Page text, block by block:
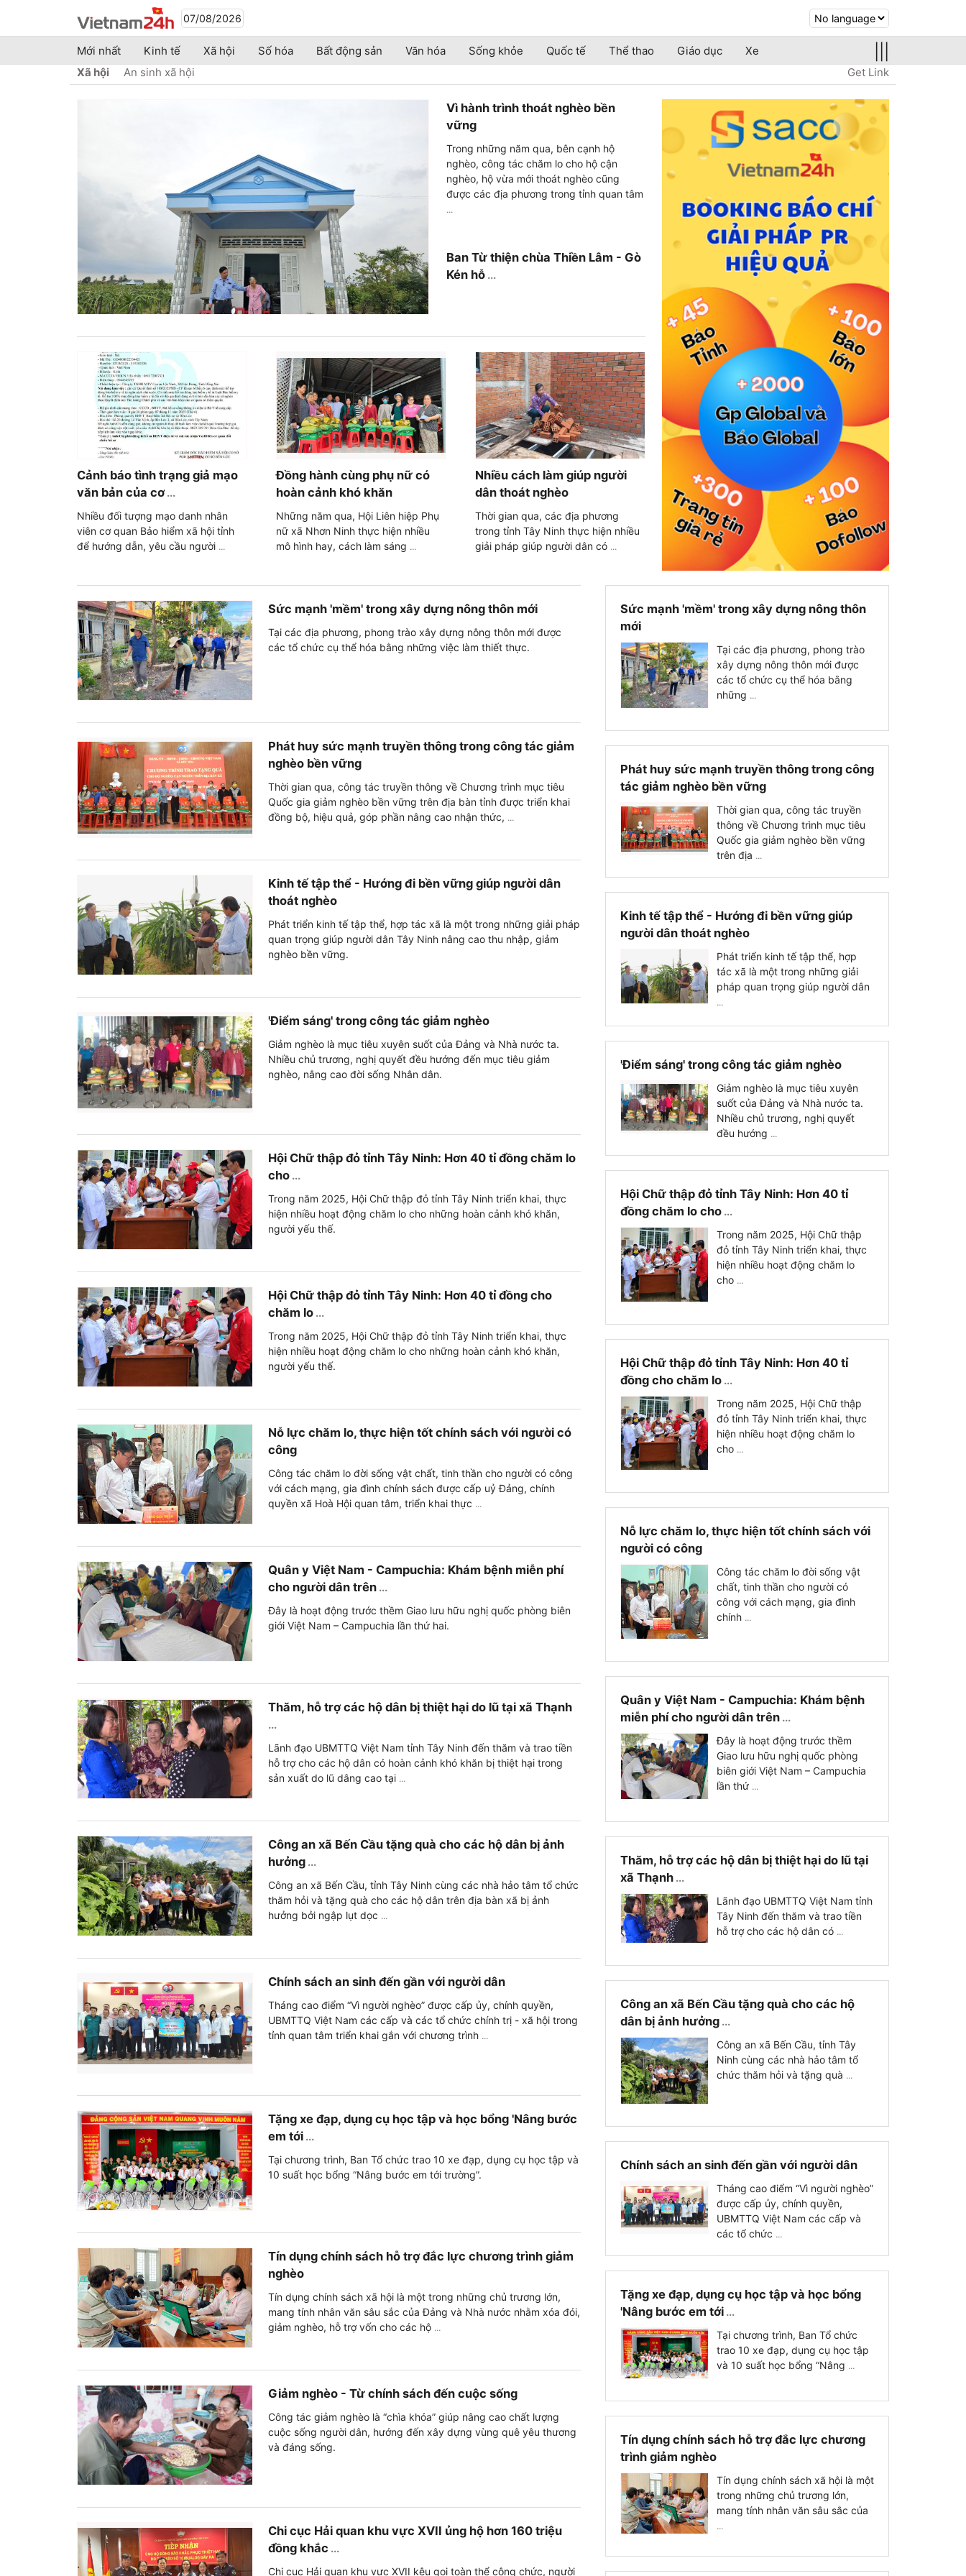
07/08/2026
Mới nhất Kinh tế Xã hội Số hóa Bất động sản Văn hóa Sống khỏe Quốc tế Thể thao Giáo dục Xe
Xã hội An sinh xã hội Get Link
Vì hành trình thoát nghèo bền
vững
Trong những năm qua, bên cạnh hộ
nghèo, công tác chăm lo cho hộ cận
nghèo, hộ vừa mới thoát nghèo cũng
được các địa phương trong tỉnh quan tâm
...
Ban Từ thiện chùa Thiền Lâm - Gò
Kén hỗ ...
Cảnh báo tình trạng giả mạo
văn bản của cơ...
Nhiều đối tượng mạo danh nhân
viên cơ quan Bảo hiểm xã hội tỉnh
để hướng dẫn, yêu cầu người ...
Đồng hành cùng phụ nữ có
hoàn cảnh khó khăn
Những năm qua, Hội Liên hiệp Phụ
nữ xã Nhơn Ninh thực hiện nhiều
mô hình hay, cách làm sáng ...
Nhiều cách làm giúp người
dân thoát nghèo
Thời gian qua, các địa phương
trong tỉnh Tây Ninh thực hiện nhiều
giải pháp giúp người dân có...
Sức mạnh 'mềm' trong xây dựng nông thôn mới
Tại các địa phương, phong trào xây dựng nông thôn mới được
các tổ chức cụ thể hóa bằng những việc làm thiết thực.
Phát huy sức mạnh truyền thông trong công tác giảm
nghèo bền vững
Thời gian qua, công tác truyền thông về Chương trình mục tiêu
Quốc gia giảm nghèo bền vững trên địa bàn tỉnh được triển khai
đồng bộ, hiệu quả, góp phần nâng cao nhận thức, ...
Kinh tế tập thể - Hướng đi bền vững giúp người dân
thoát nghèo
Phát triển kinh tế tập thể, hợp tác xã là một trong những giải pháp
quan trọng giúp người dân Tây Ninh nâng cao thu nhập, giảm
nghèo bền vững.
'Điểm sáng' trong công tác giảm nghèo
Giảm nghèo là mục tiêu xuyên suốt của Đảng và Nhà nước ta.
Nhiều chủ trương, nghị quyết đều hướng đến mục tiêu giảm
nghèo, nâng cao đời sống Nhân dân.
Hội Chữ thập đỏ tỉnh Tây Ninh: Hơn 40 tỉ đồng chăm lo
cho ...
Trong năm 2025, Hội Chữ thập đỏ tỉnh Tây Ninh triển khai, thực
hiện nhiều hoạt động chăm lo cho những hoàn cảnh khó khăn,
người yếu thế.
Hội Chữ thập đỏ tỉnh Tây Ninh: Hơn 40 tỉ đồng cho
chăm lo ...
Trong năm 2025, Hội Chữ thập đỏ tỉnh Tây Ninh triển khai, thực
hiện nhiều hoạt động chăm lo cho những hoàn cảnh khó khăn,
người yếu thế.
Nỗ lực chăm lo, thực hiện tốt chính sách với người có
công
Công tác chăm lo đời sống vật chất, tinh thần cho người có công
với cách mạng, gia đình chính sách được cấp uỷ Đảng, chính
quyền xã Hoà Hội quan tâm, triển khai thực ...
Quân y Việt Nam - Campuchia: Khám bệnh miễn phí
cho người dân trên ...
Đây là hoạt động trước thềm Giao lưu hữu nghị quốc phòng biên
giới Việt Nam – Campuchia lần thứ hai.
Thăm, hỗ trợ các hộ dân bị thiệt hại do lũ tại xã Thạnh
...
Lãnh đạo UBMTTQ Việt Nam tỉnh Tây Ninh đến thăm và trao tiền
hỗ trợ cho các hộ dân có hoàn cảnh khó khăn bị thiệt hại trong
sản xuất do lũ dâng cao tại ...
Công an xã Bến Cầu tặng quà cho các hộ dân bị ảnh
hưởng ...
Công an xã Bến Cầu, tỉnh Tây Ninh cùng các nhà hảo tâm tổ chức
thăm hỏi và tặng quà cho các hộ dân trên địa bàn xã bị ảnh
hưởng bởi ngập lụt dọc ...
Chính sách an sinh đến gần với người dân
Tháng cao điểm “Vì người nghèo” được cấp ủy, chính quyền,
UBMTTQ Việt Nam các cấp và các tổ chức chính trị - xã hội trong
tỉnh quan tâm triển khai gắn với chương trình ...
Tặng xe đạp, dụng cụ học tập và học bổng 'Nâng bước
em tới ...
Tại chương trình, Ban Tổ chức trao 10 xe đạp, dụng cụ học tập và
10 suất học bổng “Nâng bước em tới trường”.
Tín dụng chính sách hỗ trợ đắc lực chương trình giảm
nghèo
Tín dụng chính sách xã hội là một trong những chủ trương lớn,
mang tính nhân văn sâu sắc của Đảng và Nhà nước nhằm xóa đói,
giảm nghèo, hỗ trợ vốn cho các hộ ...
Giảm nghèo - Từ chính sách đến cuộc sống
Công tác giảm nghèo là “chìa khóa” giúp nâng cao chất lượng
cuộc sống người dân, hướng đến xây dựng vùng quê yêu thương
và đáng sống.
Chi cục Hải quan khu vực XVII ủng hộ hơn 160 triệu
đồng khắc ...
Chi cục Hải quan khu vực XVII kêu gọi toàn thể công chức, người
Sức mạnh 'mềm' trong xây dựng nông thôn
mới
Tại các địa phương, phong trào
xây dựng nông thôn mới được
các tổ chức cụ thể hóa bằng
những ...
Phát huy sức mạnh truyền thông trong công
tác giảm nghèo bền vững
Thời gian qua, công tác truyền
thông về Chương trình mục tiêu
Quốc gia giảm nghèo bền vững
trên địa ...
Kinh tế tập thể - Hướng đi bền vững giúp
người dân thoát nghèo
Phát triển kinh tế tập thể, hợp
tác xã là một trong những giải
pháp quan trọng giúp người dân
...
'Điểm sáng' trong công tác giảm nghèo
Giảm nghèo là mục tiêu xuyên
suốt của Đảng và Nhà nước ta.
Nhiều chủ trương, nghị quyết
đều hướng ...
Hội Chữ thập đỏ tỉnh Tây Ninh: Hơn 40 tỉ
đồng chăm lo cho...
Trong năm 2025, Hội Chữ thập
đỏ tỉnh Tây Ninh triển khai, thực
hiện nhiều hoạt động chăm lo
cho...
Hội Chữ thập đỏ tỉnh Tây Ninh: Hơn 40 tỉ
đồng cho chăm lo...
Trong năm 2025, Hội Chữ thập
đỏ tỉnh Tây Ninh triển khai, thực
hiện nhiều hoạt động chăm lo
cho...
Nỗ lực chăm lo, thực hiện tốt chính sách với
người có công
Công tác chăm lo đời sống vật
chất, tinh thần cho người có
công với cách mạng, gia đình
chính...
Quân y Việt Nam - Campuchia: Khám bệnh
miễn phí cho người dân trên...
Đây là hoạt động trước thềm
Giao lưu hữu nghị quốc phòng
biên giới Việt Nam – Campuchia
lần thứ...
Thăm, hỗ trợ các hộ dân bị thiệt hại do lũ tại
xã Thạnh...
Lãnh đạo UBMTTQ Việt Nam tỉnh
Tây Ninh đến thăm và trao tiền
hỗ trợ cho các hộ dân có...
Công an xã Bến Cầu tặng quà cho các hộ
dân bị ảnh hưởng...
Công an xã Bến Cầu, tỉnh Tây
Ninh cùng các nhà hảo tâm tổ
chức thăm hỏi và tặng quà ...
Chính sách an sinh đến gần với người dân
Tháng cao điểm “Vì người nghèo”
được cấp ủy, chính quyền,
UBMTTQ Việt Nam các cấp và
các tổ chức ...
Tặng xe đạp, dụng cụ học tập và học bổng
'Nâng bước em tới...
Tại chương trình, Ban Tổ chức
trao 10 xe đạp, dụng cụ học tập
và 10 suất học bổng “Nâng ...
Tín dụng chính sách hỗ trợ đắc lực chương
trình giảm nghèo
Tín dụng chính sách xã hội là một
trong những chủ trương lớn,
mang tính nhân văn sâu sắc của
...